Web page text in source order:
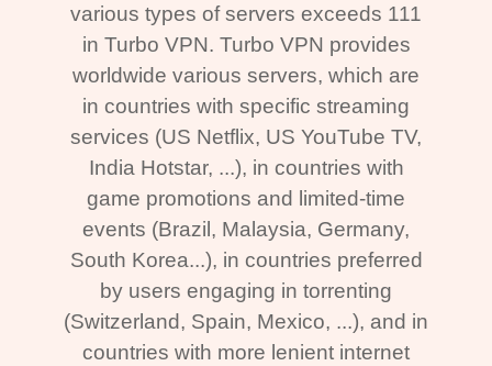
various types of servers exceeds 111
in Turbo VPN. Turbo VPN provides
worldwide various servers, which are
in countries with specific streaming
services (US Netflix, US YouTube TV,
India Hotstar, ...), in countries with
game promotions and limited-time
events (Brazil, Malaysia, Germany,
South Korea...), in countries preferred
by users engaging in torrenting
(Switzerland, Spain, Mexico, ...), and in
countries with more lenient internet